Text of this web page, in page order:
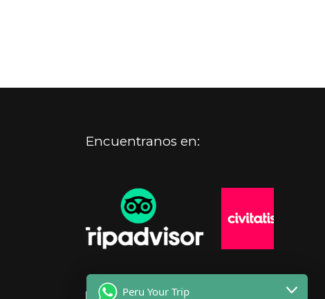
Encuentranos en:
Peru Your Trip